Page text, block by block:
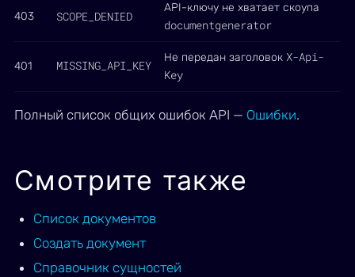
403 SCOPE_DENIED
API-ключу не хватает скоупа
documentgenerator
401 MISSING_API_KEY
Не передан заголовок X-Api-
Key
Полный список общих ошибок API — Ошибки.
Смотрите также
Список документов
Создать документ
Справочник сущностей